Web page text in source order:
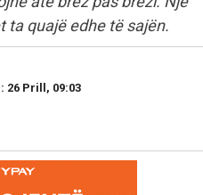
ta quajë edhe të sajën.
26 Prill, 09:03